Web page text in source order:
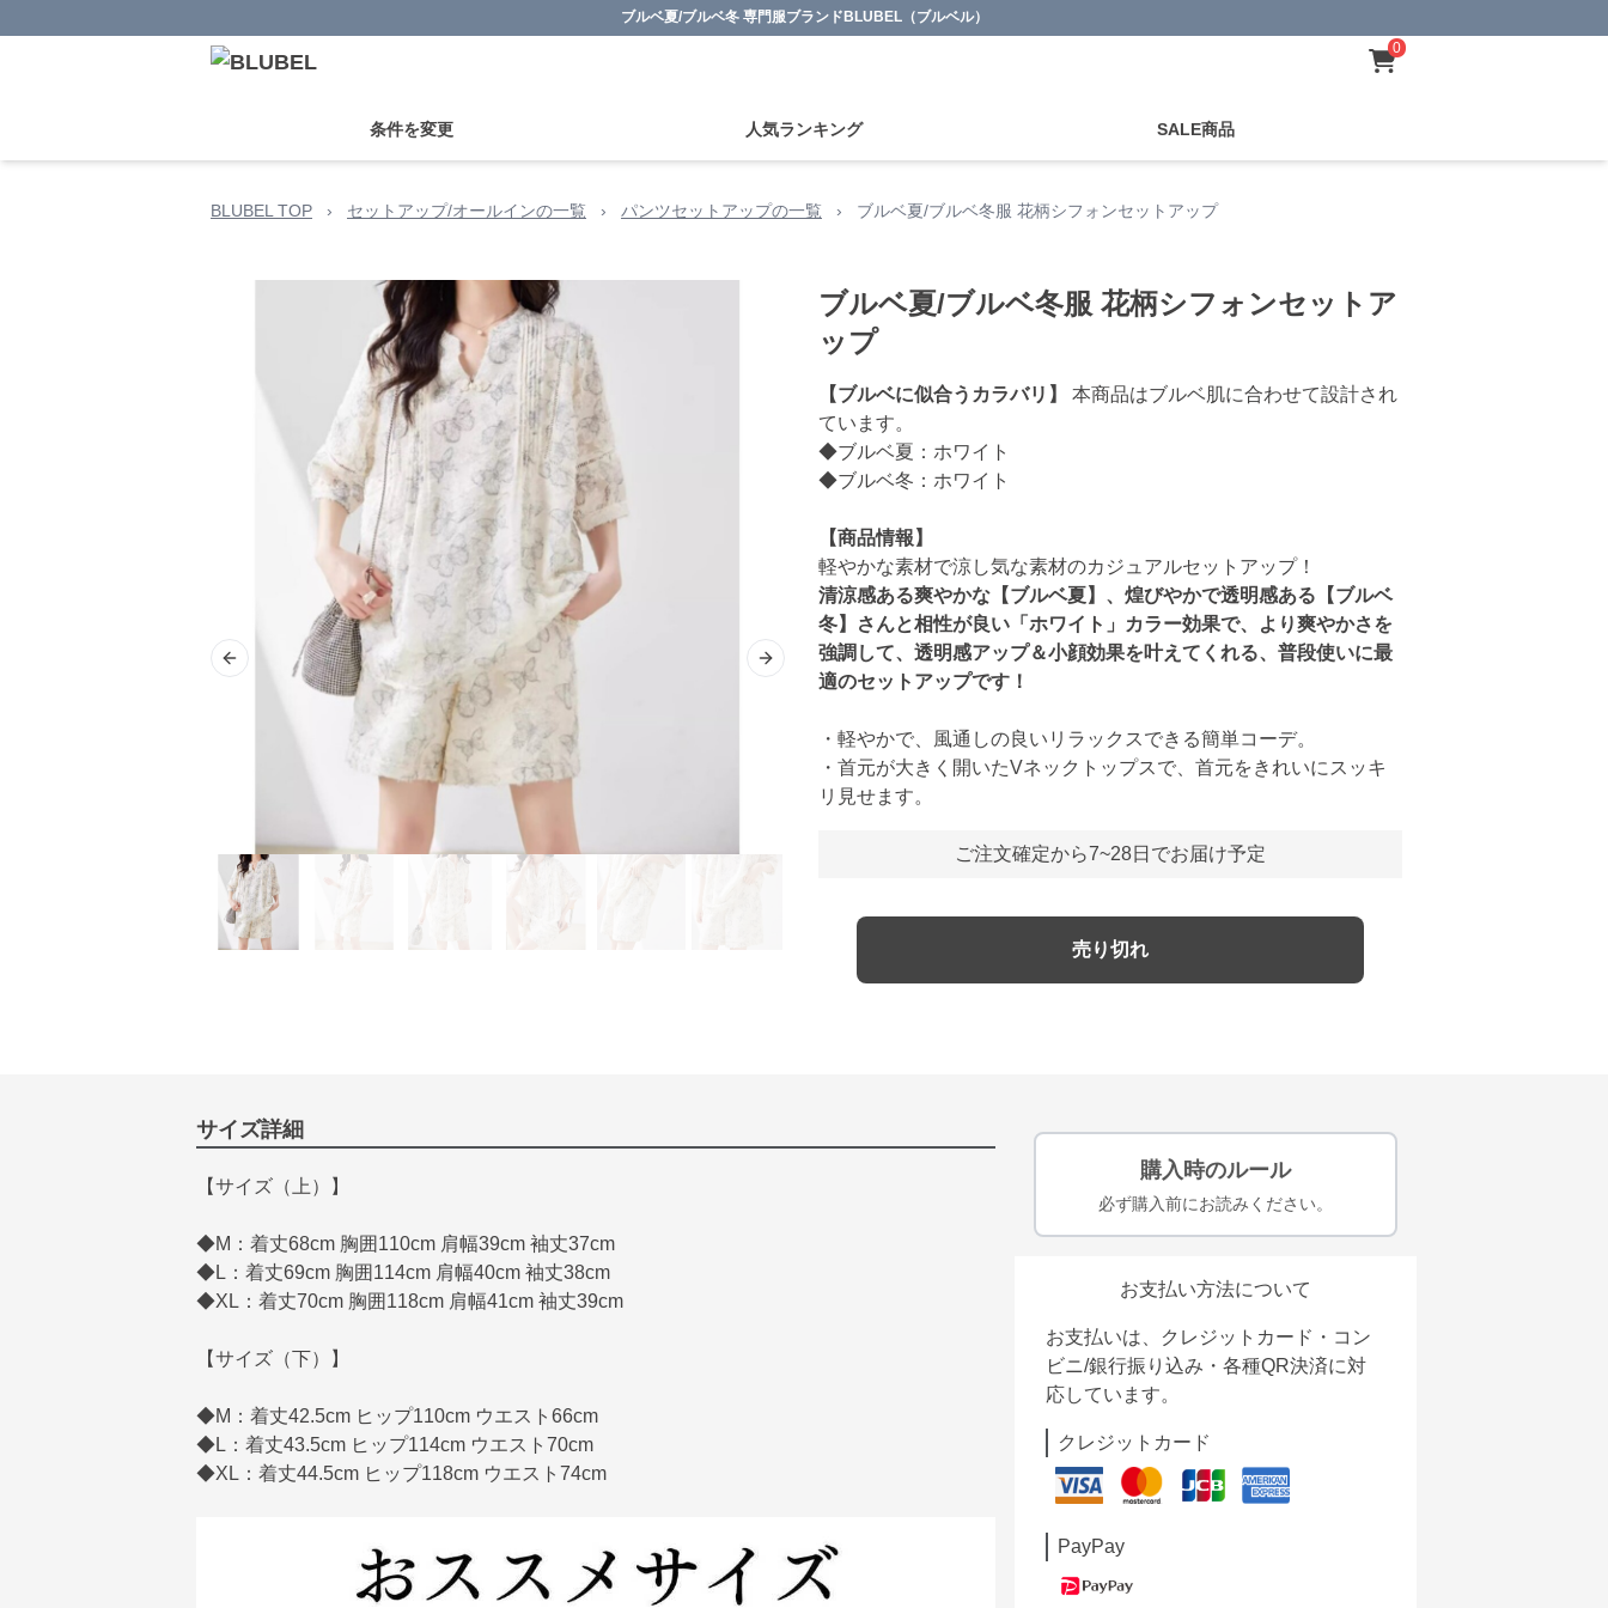
ブルベ夏/ブルベ冬 専門服ブランドBLUBEL（ブルベル）
0
条件を変更 人気ランキング SALE商品
BLUBEL TOP › セットアップ/オールインの一覧 › パンツセットアップの一覧 › ブルベ夏/ブルベ冬服 花柄シフォンセットアップ
Previous slide Next slide
ブルベ夏/ブルベ冬服 花柄シフォンセットア
ップ
【ブルベに似合うカラバリ】
本商品はブルベ肌に合わせて設計され
ています。
◆ブルベ夏：ホワイト
◆ブルベ冬：ホワイト
【商品情報】
軽やかな素材で涼し気な素材のカジュアルセットアップ！
清涼感ある爽やかな【ブルベ夏】、煌びやかで透明感ある【ブルベ
冬】さんと相性が良い「ホワイト」カラー効果で、より爽やかさを
強調して、透明感アップ＆小顔効果を叶えてくれる、普段使いに最
適のセットアップです！
・軽やかで、風通しの良いリラックスできる簡単コーデ。
・首元が大きく開いたVネックトップスで、首元をきれいにスッキ
リ見せます。
ご注文確定から7~28日でお届け予定
売り切れ
サイズ詳細
【サイズ（上）】
◆M：着丈68cm 胸囲110cm 肩幅39cm 袖丈37cm
◆L：着丈69cm 胸囲114cm 肩幅40cm 袖丈38cm
◆XL：着丈70cm 胸囲118cm 肩幅41cm 袖丈39cm
【サイズ（下）】
◆M：着丈42.5cm ヒップ110cm ウエスト66cm
◆L：着丈43.5cm ヒップ114cm ウエスト70cm
◆XL：着丈44.5cm ヒップ118cm ウエスト74cm
購入時のルール
必ず購入前にお読みください。
お支払い方法について
お支払いは、クレジットカード・コン
ビニ/銀行振り込み・各種QR決済に対
応しています。
クレジットカード
PayPay